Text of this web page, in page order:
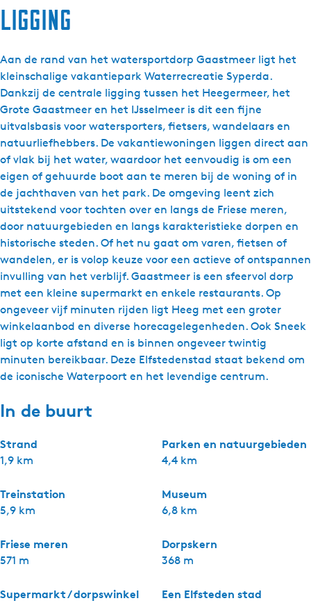
Ligging
Aan de rand van het watersportdorp Gaastmeer ligt het
kleinschalige vakantiepark Waterrecreatie Syperda.
Dankzij de centrale ligging tussen het Heegermeer, het
Grote Gaastmeer en het IJsselmeer is dit een fijne
uitvalsbasis voor watersporters, fietsers, wandelaars en
natuurliefhebbers. De vakantiewoningen liggen direct aan
of vlak bij het water, waardoor het eenvoudig is om een
eigen of gehuurde boot aan te meren bij de woning of in
de jachthaven van het park. De omgeving leent zich
uitstekend voor tochten over en langs de Friese meren,
door natuurgebieden en langs karakteristieke dorpen en
historische steden. Of het nu gaat om varen, fietsen of
wandelen, er is volop keuze voor een actieve of ontspannen
invulling van het verblijf. Gaastmeer is een sfeervol dorp
met een kleine supermarkt en enkele restaurants. Op
ongeveer vijf minuten rijden ligt Heeg met een groter
winkelaanbod en diverse horecagelegenheden. Ook Sneek
ligt op korte afstand en is binnen ongeveer twintig
minuten bereikbaar. Deze Elfstedenstad staat bekend om
de iconische Waterpoort en het levendige centrum.
In de buurt
Strand
1,9 km
Parken en natuurgebieden
4,4 km
Treinstation
5,9 km
Museum
6,8 km
Friese meren
571 m
Dorpskern
368 m
Supermarkt / dorpswinkel Een Elfsteden stad